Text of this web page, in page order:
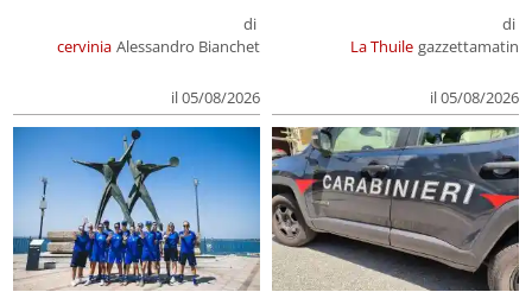
cervinia
di
Alessandro Bianchet
il 05/08/2026
La Thuile
di
gazzettamatin
il 05/08/2026